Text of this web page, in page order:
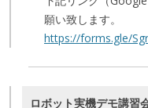
願い致します。
https://forms.gle/
ロボット実機デモ講習